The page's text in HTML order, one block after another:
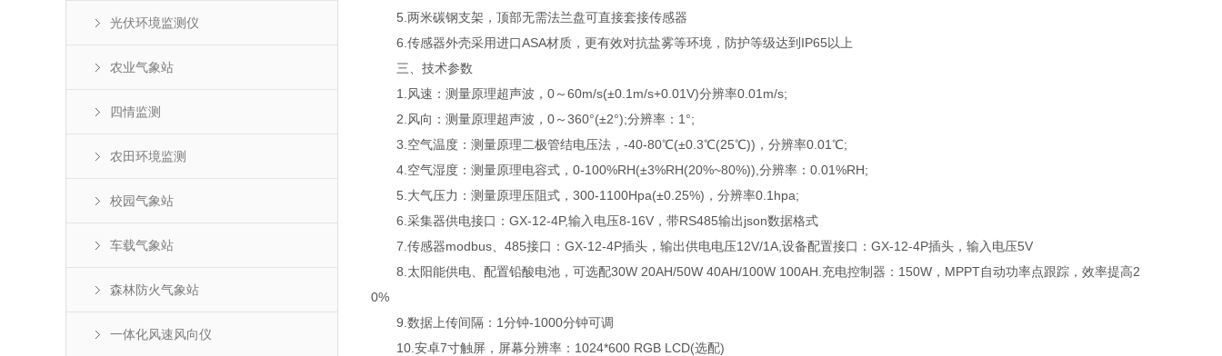
光伏环境监测仪
农业气象站
四情监测
农田环境监测
校园气象站
车载气象站
森林防火气象站
一体化风速风向仪
5.两米碳钢支架，顶部无需法兰盘可直接套接传感器
6.传感器外壳采用进口ASA材质，更有效对抗盐雾等环境，防护等级达到IP65以上
三、技术参数
1.风速：测量原理超声波，0～60m/s(±0.1m/s+0.01V)分辨率0.01m/s;
2.风向：测量原理超声波，0～360°(±2°);分辨率：1°;
3.空气温度：测量原理二极管结电压法，-40-80℃(±0.3℃(25℃))，分辨率0.01℃;
4.空气湿度：测量原理电容式，0-100%RH(±3%RH(20%~80%)),分辨率：0.01%RH;
5.大气压力：测量原理压阻式，300-1100Hpa(±0.25%)，分辨率0.1hpa;
6.采集器供电接口：GX-12-4P,输入电压8-16V，带RS485输出json数据格式
7.传感器modbus、485接口：GX-12-4P插头，输出供电电压12V/1A,设备配置接口：GX-12-4P插头，输入电压5V
8.太阳能供电、配置铅酸电池，可选配30W 20AH/50W 40AH/100W 100AH.充电控制器：150W，MPPT自动功率点跟踪，效率提高2
0%
9.数据上传间隔：1分钟-1000分钟可调
10.安卓7寸触屏，屏幕分辨率：1024*600 RGB LCD(选配)